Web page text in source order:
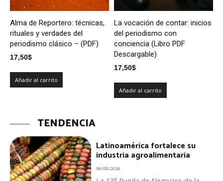
Alma de Reportero: técnicas,
rituales y verdades del
periodismo clásico – (PDF)
17,50$
Añadir al carrito
La vocación de contar: inicios
del periodismo con
conciencia (Libro PDF
Descargable)
17,50$
Añadir al carrito
TENDENCIA
Latinoamérica fortalece su
industria agroalimentaria
06/08/2026